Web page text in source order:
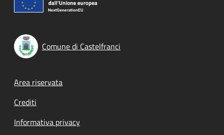
Comune di Castelfranci
Footer menu
Area riservata
Crediti
Informativa privacy